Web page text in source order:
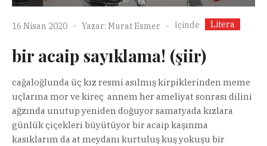
16 Nisan 2020 Yazar: Murat Esmer İçinde Litera
bir acaip sayıklama! (şiir)
cağaloğlunda üç kız resmi asılmış kirpiklerinden meme
uçlarına mor ve kireç annem her ameliyat sonrası dilini
ağzında unutup yeniden doğuyor samatyada kızlara
günlük çiçekleri büyütüyor bir acaip kaşınma
kasıklarım da at meydanı kurtuluş kuş yokuşu bir